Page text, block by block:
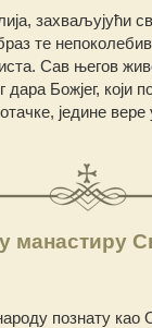
захваљујући
те
Сав његов
Божјег, који
једине
манастиру
познату